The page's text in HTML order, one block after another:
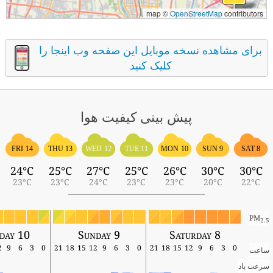
map ©OpenStreetMapcontributors
برای مشاهده نسخه موبایل این صفحه وب اینجا را
کلیک کنید
پیش بینی کیفیت هوا
SAT 8
30°C
22°C
SUN 9
30°C
20°C
MON 10
26°C
23°C
TUE 11
25°C
23°C
WED 12
27°C
24°C
THU 13
25°C
23°C
FRI 14
24°C
23°C
PM2.5
Saturday 8
Sunday 9
10
ساعت 0
3
6
9
12
15
18
21
0
3
6
9
12
15
18
21
0
3
6
9
سرعت باد